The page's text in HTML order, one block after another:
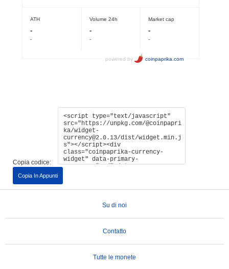
Copia codice:
Copia In Appunti
Su di noi
Contatto
Tutte le monete